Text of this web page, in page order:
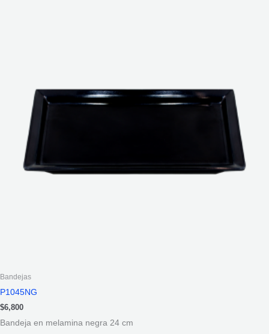
Bandejas
P1045NG
$6,800
Bandeja en melamina negra 24 cm